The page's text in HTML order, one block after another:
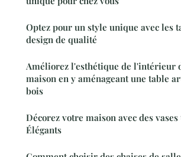
Optez pour un style unique avec les
design de qualité
Améliorez l'esthétique de l'intérieur
maison en y aménageant une table
bois
Décorez votre maison avec des
Élégants